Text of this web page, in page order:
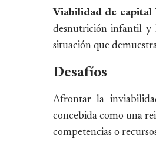
Viabilidad de capital
desnutrición infantil y
situación que
Desafíos
Afrontar la
concebida como una
competencias o